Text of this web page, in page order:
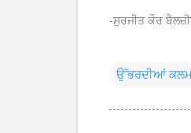
-ਸੁਰਜੀਤ ਕੌਰ
ਉੱਭਰਦੀਆਂ